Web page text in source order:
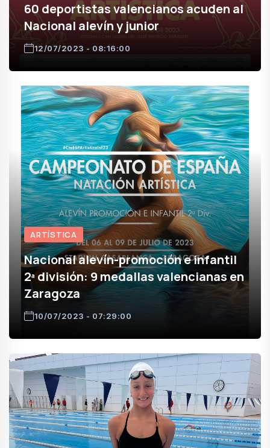
60 deportistas valencianos acuden al
Nacional alevín y junior
12/07/2023 - 08:16:00
ARTÍSTICA
Nacional alevín-promoción e infantil
2ª división: 9 medallas valencianas en
Zaragoza
10/07/2023 - 07:29:00